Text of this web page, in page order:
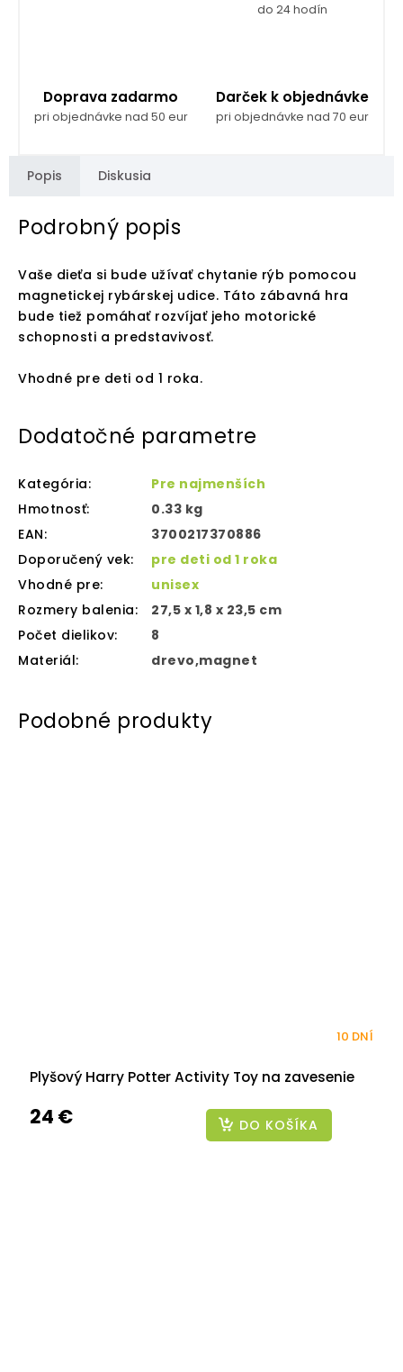
do 24 hodín
Doprava zadarmo
pri objednávke nad 50 eur
Darček k objednávke
pri objednávke nad 70 eur
Popis Diskusia
Podrobný popis
Vaše dieťa si bude užívať chytanie rýb pomocou
magnetickej rybárskej udice. Táto zábavná hra
bude tiež pomáhať rozvíjať jeho motorické
schopnosti a predstavivosť.
Vhodné pre deti od 1 roka.
Dodatočné parametre
Kategória:
Pre najmenších
Hmotnosť:
0.33 kg
EAN:
3700217370886
Doporučený vek:
pre deti od 1 roka
Vhodné pre:
unisex
Rozmery balenia:
27,5 x 1,8 x 23,5 cm
Počet dielikov:
8
Materiál: drevo,magnet
Plyšový Harry Potter Activity Toy na zavesenie
10 DNÍ
24 € DO KOŠÍKA